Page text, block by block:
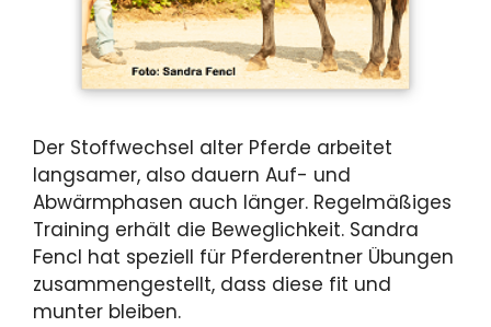
Der Stoffwechsel alter Pferde arbeitet
langsamer, also dauern Auf- und
Abwärmphasen auch länger. Regelmäßiges
Training erhält die Beweglichkeit. Sandra
Fencl hat speziell für Pferderentner Übungen
zusammengestellt, dass diese fit und
munter bleiben.